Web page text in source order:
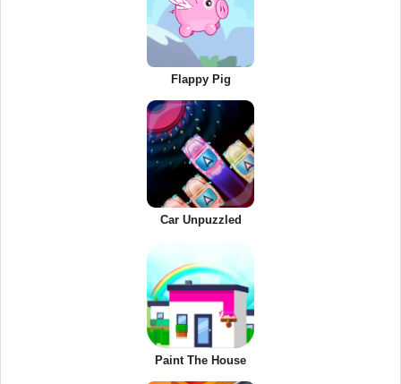
Flappy Pig
Car Unpuzzled
Paint The House